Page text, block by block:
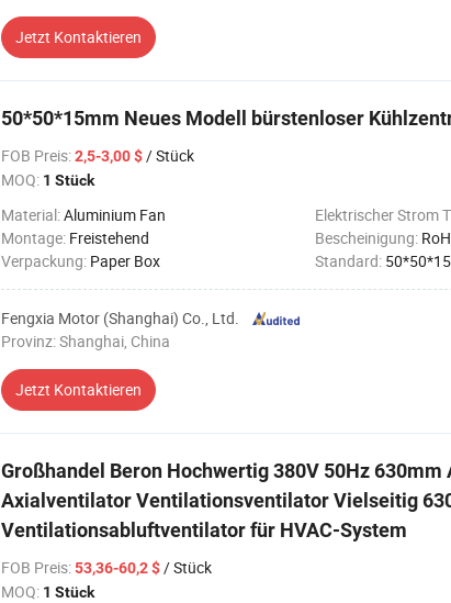
Jetzt Kontaktieren
50*50*15mm Neues Modell bürstenloser
FOB Preis:2,5-3,00 $/ Stück
MOQ: 1 Stück
Material:Aluminium Fan Elektrischer Strom
Montage: Freistehend Bescheinigung:
Verpackung: Paper Box Standard:
Fengxia Motor (Shanghai) Co., Ltd.
Provinz: Shanghai, China
Jetzt Kontaktieren
Großhandel Beron Hochwertig 380V 50Hz
Axialventilator Ventilationsventilator Vielseitig
Ventilationsabluftventilator für HVAC-System
FOB Preis:53,36-60,2 $/ Stück
MOQ: 1 Stück